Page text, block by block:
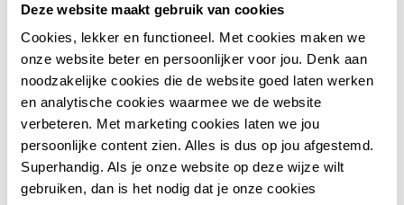
Deze website maakt gebruik van cookies
Cookies, lekker en functioneel. Met cookies maken we
onze website beter en persoonlijker voor jou. Denk aan
noodzakelijke cookies die de website goed laten werken
en analytische cookies waarmee we de website
verbeteren. Met marketing cookies laten we jou
persoonlijke content zien. Alles is dus op jou afgestemd.
Superhandig. Als je onze website op deze wijze wilt
gebruiken, dan is het nodig dat je onze cookies